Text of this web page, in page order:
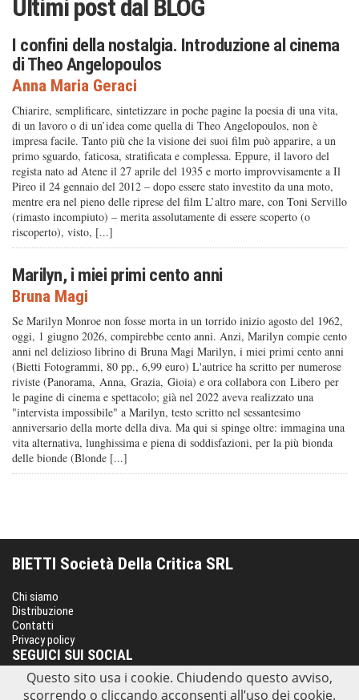
Ultimi post dalBLOG
I confini della nostalgia. Introduzione al cinema
di Theo Angelopoulos
Anna Maria Geraci
Chiarire, semplificare, sintetizzare in poche pagine la poesia di una vita,
di un lavoro o di un’idea come quella di Theo Angelopoulos, non è
impresa facile. Tanto più che la visione dei suoi film può apparire, a un
primo sguardo, faticosa, stratificata e complessa. Eppure, il lavoro del
regista nato ad Atene il 27 aprile del 1935 e morto improvvisamente a Il
Pireo il 24 gennaio del 2012 – dopo essere stato investito da una moto,
mentre era nel pieno delle riprese del film L’altro mare, con Toni Servillo
(rimasto incompiuto) – merita assolutamente di essere scoperto (o
riscoperto), visto, [...]
Marilyn, i miei primi cento anni
Bruna Magi
Se Marilyn Monroe non fosse morta in un torrido inizio agosto del 1962,
oggi, 1 giugno 2026, compirebbe cento anni. Anzi, Marilyn compie cento
anni nel delizioso librino di Bruna Magi Marilyn, i miei primi cento anni
(Bietti Fotogrammi, 80 pp., 6,99 euro) L'autrice ha scritto per numerose
riviste (Panorama, Anna, Grazia, Gioia) e ora collabora con Libero per
le pagine di cinema e spettacolo; già nel 2022 aveva realizzato una
"intervista impossibile" a Marilyn, testo scritto nel sessantesimo
anniversario della morte della diva. Ma qui si spinge oltre: immagina una
vita alternativa, lunghissima e piena di soddisfazioni, per la più bionda
delle bionde (Blonde [...]
BIETTI Società Della Critica SRL
Chi siamo
Distribuzione
Contatti
Privacy policy
SEGUICI SUI SOCIAL
Questo sito usa i cookie. Chiudendo questo avviso,
scorrendo o cliccando acconsenti all’uso dei cookie.